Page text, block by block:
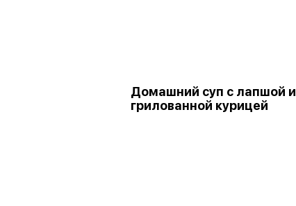
Домашний суп с лапшой и
грилованной курицей